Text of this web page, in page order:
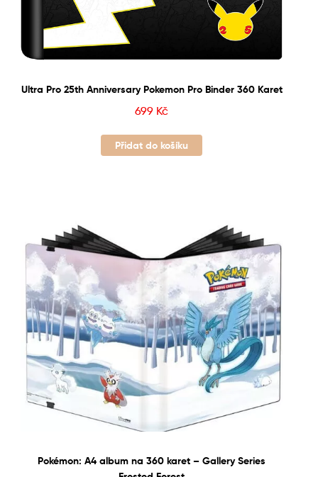
Ultra Pro 25th Anniversary Pokemon Pro Binder 360 Karet
699 Kč
Přidat do košíku
Pokémon: A4 album na 360 karet – Gallery Series